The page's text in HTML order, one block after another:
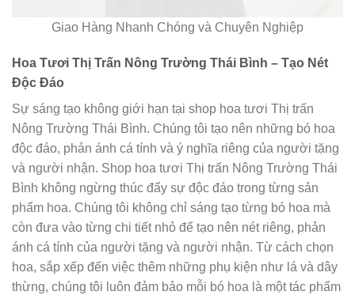
Giao Hàng Nhanh Chóng và Chuyên Nghiệp
Hoa Tươi Thị Trấn Nông Trường Thái Bình – Tạo Nét
Độc Đáo
Sự sáng tạo không giới hạn tại shop hoa tươi Thị trấn
Nông Trường Thái Bình. Chúng tôi tạo nên những bó hoa
độc đáo, phản ánh cá tính và ý nghĩa riêng của người tặng
và người nhận. Shop hoa tươi Thị trấn Nông Trường Thái
Bình không ngừng thúc đẩy sự độc đáo trong từng sản
phẩm hoa. Chúng tôi không chỉ sáng tạo từng bó hoa mà
còn đưa vào từng chi tiết nhỏ để tạo nên nét riêng, phản
ánh cá tính của người tặng và người nhận. Từ cách chọn
hoa, sắp xếp đến việc thêm những phụ kiện như lá và dây
thừng, chúng tôi luôn đảm bảo mỗi bó hoa là một tác phẩm